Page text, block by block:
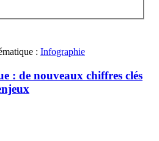
: Infographie
: de nouveaux chiffres clés